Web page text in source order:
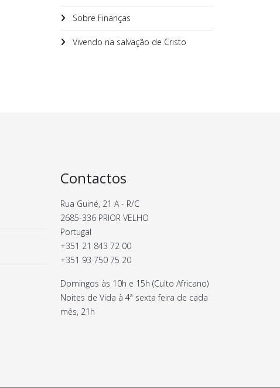
Sobre Finanças
Vivendo na salvação de Cristo
Contactos
Rua Guiné, 21 A - R/C
2685-336 PRIOR VELHO
Portugal
+351 21 843 72 00
+351 93 750 75 20
Domingos às 10h e 15h (Culto Africano)
Noites de Vida à 4ª sexta feira de cada
mês, 21h